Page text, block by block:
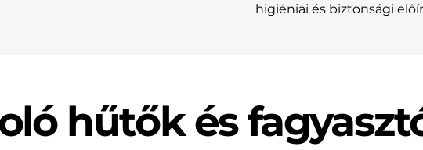
higiéniai és biztonsági
hűtők és